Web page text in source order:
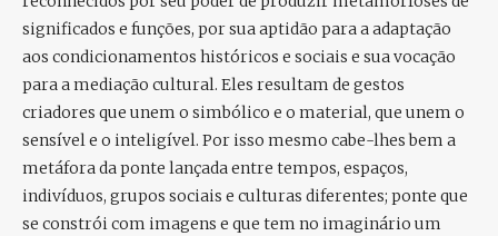
significados e funções, por sua aptidão para a adaptação
aos condicionamentos históricos e sociais e sua vocação
para a mediação cultural. Eles resultam de gestos
criadores que unem o simbólico e o material, que unem o
sensível e o inteligível. Por isso mesmo cabe-lhes bem a
metáfora da ponte lançada entre tempos, espaços,
indivíduos, grupos sociais e culturas diferentes; ponte que
se constrói com imagens e que tem no imaginário um